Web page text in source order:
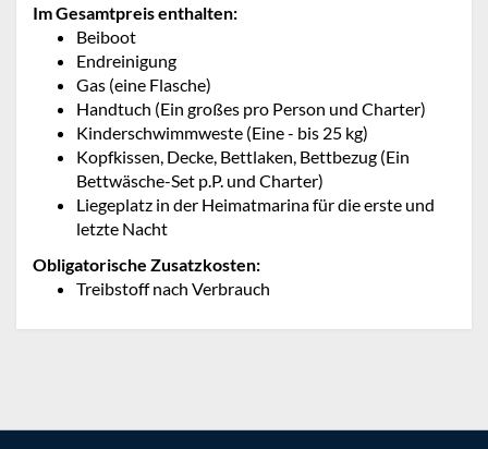
Im Gesamtpreis enthalten:
Beiboot
Endreinigung
Gas (eine Flasche)
Handtuch (Ein großes pro Person und Charter)
Kinderschwimmweste (Eine - bis 25 kg)
Kopfkissen, Decke, Bettlaken, Bettbezug (Ein
Bettwäsche-Set p.P. und Charter)
Liegeplatz in der Heimatmarina für die erste und
letzte Nacht
Obligatorische Zusatzkosten:
Treibstoff nach Verbrauch